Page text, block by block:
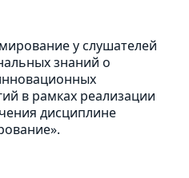
у слушателей
знаний о
в рамках реализации
дисциплине